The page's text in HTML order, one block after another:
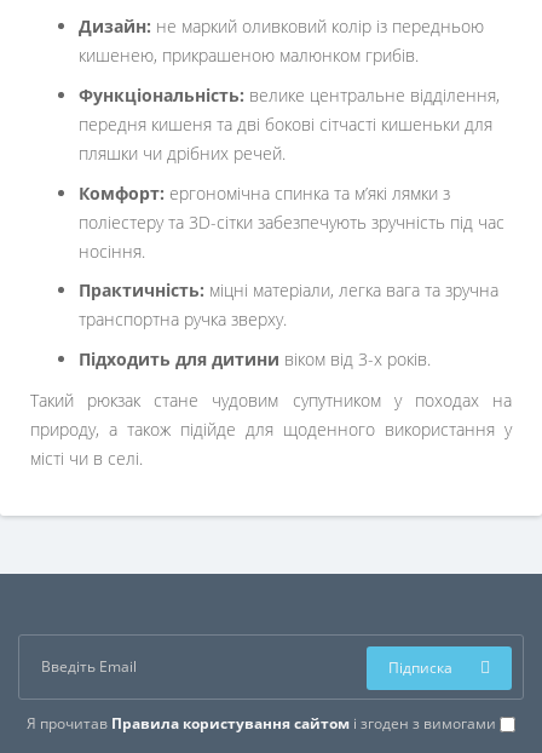
Дизайн: не маркий оливковий колір із передньою
кишенею, прикрашеною малюнком грибів.
Функціональність: велике центральне відділення,
передня кишеня та дві бокові сітчасті кишеньки для
пляшки чи дрібних речей.
Комфорт: ергономічна спинка та м’які лямки з
поліестеру та 3D-сітки забезпечують зручність під час
носіння.
Практичність: міцні матеріали, легка вага та зручна
транспортна ручка зверху.
Підходить для дитини віком від 3-х років.
Такий рюкзак стане чудовим супутником у походах на
природу, а також підійде для щоденного використання у
місті чи в селі.
Я прочитав Правила користування сайтом і згоден з вимогами
Підписка